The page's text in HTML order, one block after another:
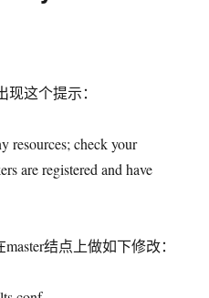
现这个提示：
resources; check your
are registered and have
结点上做如下修改：